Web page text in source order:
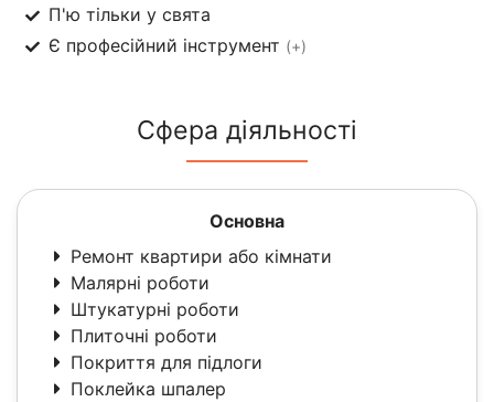
П'ю тільки у свята
Є професійний інструмент (+)
Сфера діяльності
Основна
Ремонт квартири або кімнати
Малярні роботи
Штукатурні роботи
Плиточні роботи
Покриття для підлоги
Поклейка шпалер